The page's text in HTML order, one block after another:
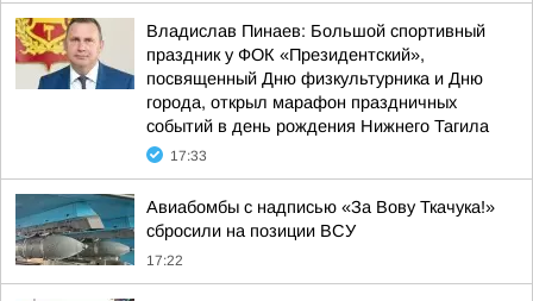
Владислав Пинаев: Большой спортивный
праздник у ФОК «Президентский»,
посвященный Дню физкультурника и Дню
города, открыл марафон праздничных
событий в день рождения Нижнего Тагила
17:33
Авиабомбы с надписью «За Вову Ткачука!»
сбросили на позиции ВСУ
17:22